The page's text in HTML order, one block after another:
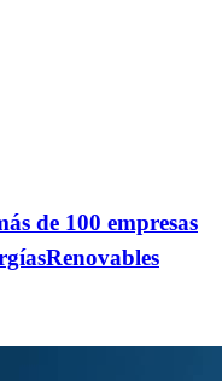
de 100 empresas